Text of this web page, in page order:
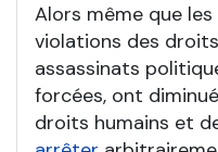
Alors même que
violations des
assassinats
forcées, ont
droits humains et